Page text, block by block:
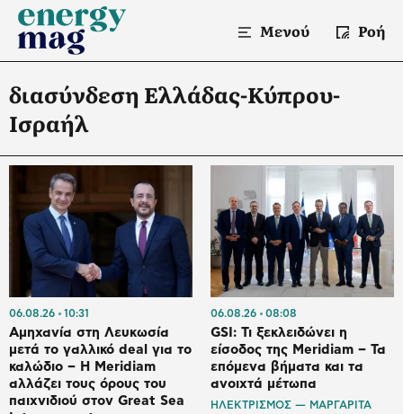
Μενού Ροή
διασύνδεση Ελλάδας-Κύπρου-
Ισραήλ
06.08.26 10:31
Αμηχανία στη Λευκωσία
μετά το γαλλικό deal για το
καλώδιο – Η Meridiam
αλλάζει τους όρους του
παιχνιδιού στον Great Sea
06.08.26 08:08
GSI: Τι ξεκλειδώνει η
είσοδος της Meridiam – Τα
επόμενα βήματα και τα
ανοιχτά μέτωπα
ΗΛΕΚΤΡΙΣΜΟΣ — ΜΑΡΓΑΡΙΤΑ